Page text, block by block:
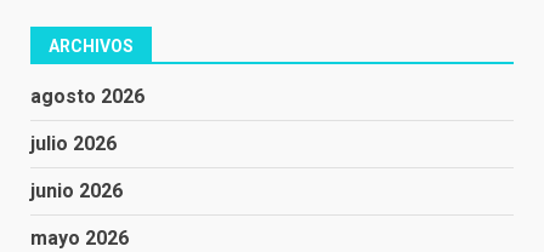
ARCHIVOS
agosto 2026
julio 2026
junio 2026
mayo 2026